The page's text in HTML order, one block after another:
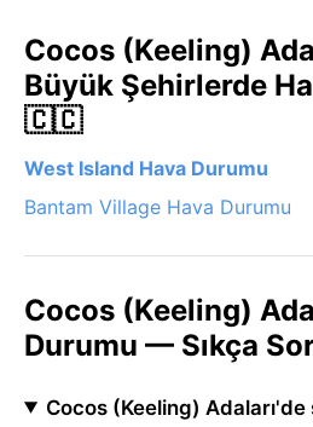
Cocos (Keeling)
Büyük Şehirlerde
🇨🇨
West Island Hava Durumu
Bantam Village Hava Durumu
Cocos (Keeling)
Durumu — Sıkça
Cocos (Keeling) Adaları'de